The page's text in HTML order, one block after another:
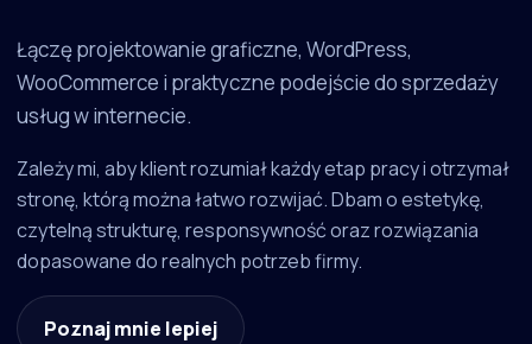
Łączę projektowanie graficzne, WordPress,
WooCommerce i praktyczne podejście do sprzedaży
usług w internecie.
Zależy mi, aby klient rozumiał każdy etap pracy i otrzymał
stronę, którą można łatwo rozwijać. Dbam o estetykę,
czytelną strukturę, responsywność oraz rozwiązania
dopasowane do realnych potrzeb firmy.
Poznaj mnie lepiej